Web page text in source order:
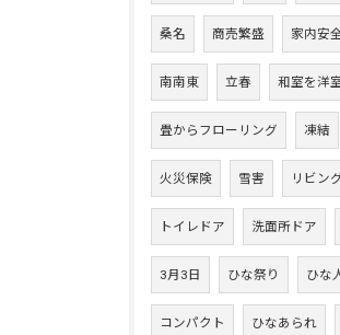
桑名 商売繁盛 家内安
南南東 立春 和室を洋
畳からフローリング 凍結
火災保険 雪害 リビン
トイレドア 洗面所ドア
3月3日 ひな祭り ひな
コンパクト ひなあられ